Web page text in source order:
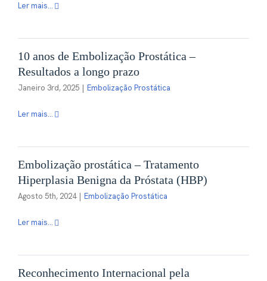
Ler mais...
10 anos de Embolização Prostática –
Resultados a longo prazo
Janeiro 3rd, 2025 | Embolização Prostática
Ler mais...
Embolização prostática – Tratamento
Hiperplasia Benigna da Próstata (HBP)
Agosto 5th, 2024 | Embolização Prostática
Ler mais...
Reconhecimento Internacional pela